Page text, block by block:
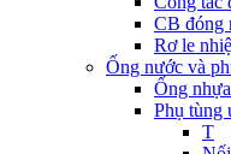
CB đóng
Rơ le
Ống nước và
Ống
Phụ tùng
T